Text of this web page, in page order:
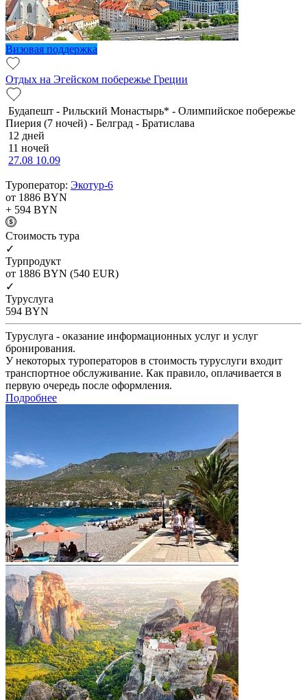
Визовая поддержка
Отдых на Эгейском побережье Греции
Будапешт - Рильский Монастырь* - Олимпийское побережье
Пиерия (7 ночей) - Белград - Братислава
12 дней
11 ночей
27.08 10.09
Туроператор: Экотур-6
от 1886 BYN
+ 594 BYN
Cтоимость тура
✓
Турпродукт
от 1886 BYN (540 EUR)
✓
Туруслуга
594 BYN
Туруслуга - оказание информационных услуг и услуг
бронирования.
У некоторых туроператоров в стоимость туруслуги входит
транспортное обслуживание. Как правило, оплачивается в
первую очередь после оформления.
Подробнее